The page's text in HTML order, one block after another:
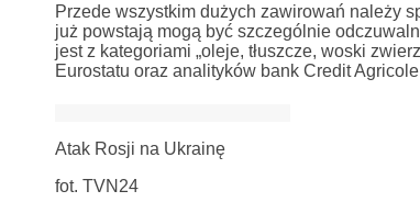
Przede wszystkim dużych zawirowań należy
już powstają mogą być szczególnie
jest z kategoriami „oleje, tłuszcze, woski
Eurostatu oraz analityków bank Credit
Atak Rosji na Ukrainę
fot. TVN24